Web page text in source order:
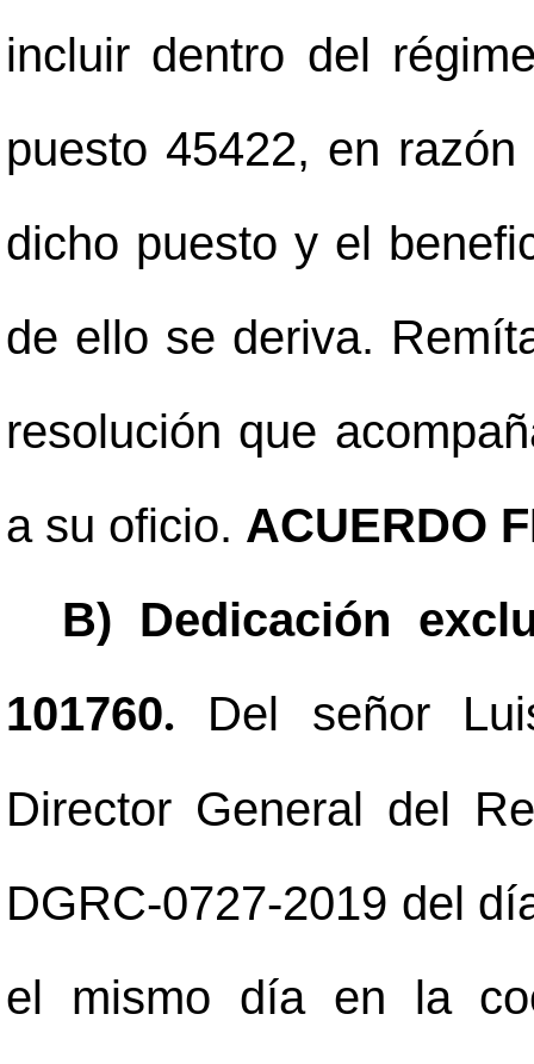
incluir dentro del
puesto 45422, en
dicho puesto y el
de ello se deriva.
resolución que
a su oficio. ACUERDO
B) Dedicación
101760.
Del señor
Director General del
DGRC-0727-2019 del
el mismo día en la